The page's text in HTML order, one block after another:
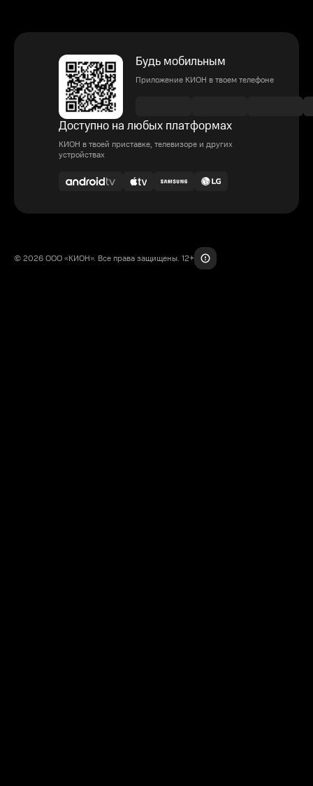
Будь мобильным
Приложение КИОН в твоем телефоне
Доступно на любых платформах
КИОН в твоей приставке, телевизоре и других
устройствах
© 2026 ООО «КИОН». Все права защищены. 12+